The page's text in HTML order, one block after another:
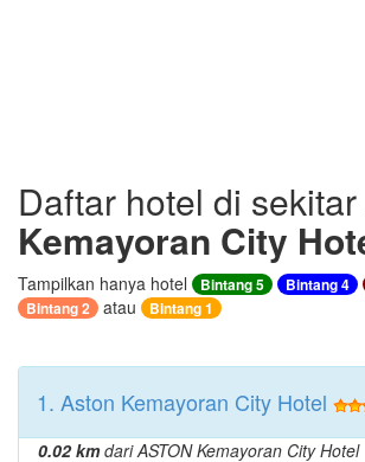
Daftar hotel di sekitar
Kemayoran City
Tampilkan hanya hotel Bintang 5 Bintang 4
Bintang 2
atau Bintang 1
1. Aston Kemayoran City Hotel
0.02 kmdari ASTON Kemayoran City Hotel